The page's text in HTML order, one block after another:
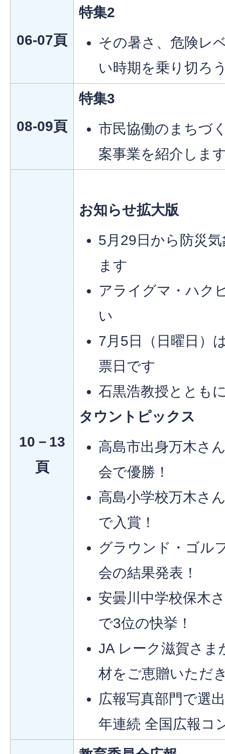
06-07頁
特集2
その暑さ、危険レ
い時期を乗り切ろ
08-09頁
特集3
市民協働のまちづ
案事業を紹介しま
10－13
頁
お知らせ拡大版
5月29日から防災
ます
アライグマ・ハク
い
7月5日（日曜日）
票日です
石黒浩教授ととも
タウントピックス
高島市出身万木さ
会で優勝！
高島小学校万木さ
で入賞！
グラウンド・ゴル
会の結果発表！
安曇川中学校保木
で3位の快挙！
JA レーク滋賀さま
材をご恵贈いただ
広報写真部門で選
年連続 全国広報コ